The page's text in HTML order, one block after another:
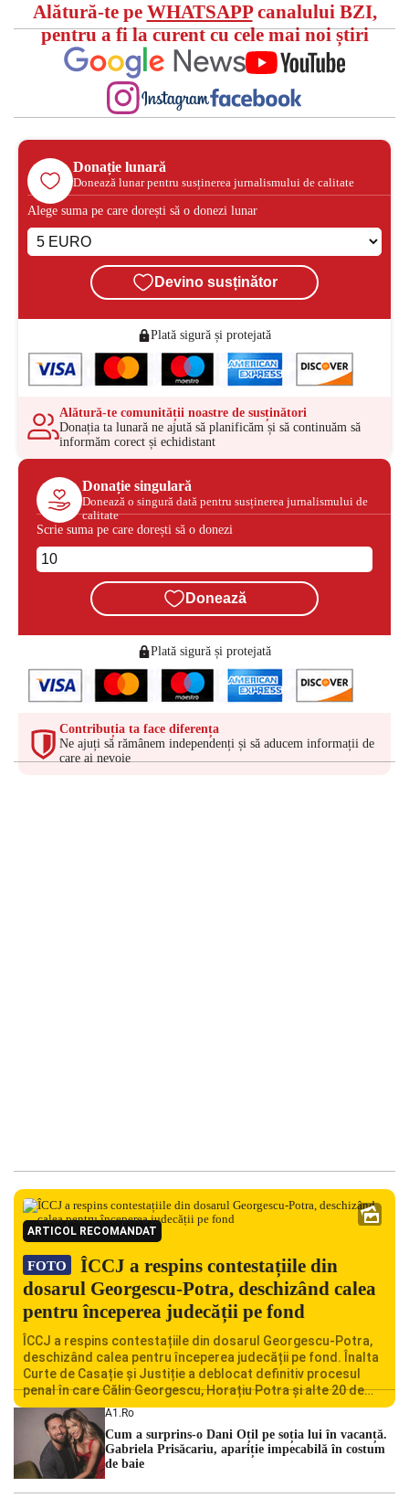
Alătură-te pe WHATSAPPcanalului BZI,
pentru a fi la curent cu cele mai noi știri
Donație lunară
Donează lunar pentru susținerea jurnalismului de calitate
Alege suma pe care dorești să o donezi lunar
Devino susținător
Plată sigură și protejată
Alătură-te comunității noastre de susținători
Donația ta lunară ne ajută să planificăm și să continuăm să
informăm corect și echidistant
Donație singulară
Donează o singură dată pentru susținerea jurnalismului de
calitate
Scrie suma pe care dorești să o donezi
Donează
Plată sigură și protejată
Contribuția ta face diferența
Ne ajuți să rămânem independenți și să aducem informații de
care ai nevoie
ARTICOL RECOMANDAT
FOTO
ÎCCJ a respins contestațiile din
dosarul Georgescu-Potra, deschizând calea
pentru începerea judecății pe fond
ÎCCJ a respins contestațiile din dosarul Georgescu-Potra,
deschizând calea pentru începerea judecății pe fond. Înalta
Curte de Casație și Justiție a deblocat definitiv procesul
penal în care Călin Georgescu, Horațiu Potra și alte 20 de
persoane sunt acuzați de acțiuni îndreptate împotriva
ordinii constituționale. În ședința din camera preliminară,
judecătorii de la instanța supremă au […]
A1.ro
Cum a surprins-o Dani Oțil pe soția lui în vacanță.
Gabriela Prisăcariu, apariție impecabilă în costum
de baie